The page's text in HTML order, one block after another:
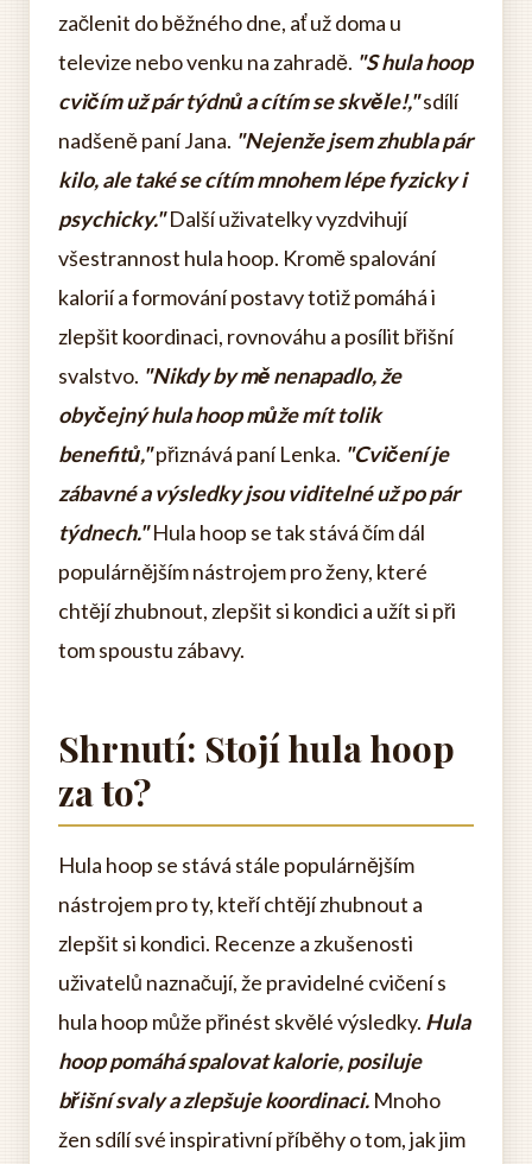
začlenit do běžného dne, ať už doma u
televize nebo venku na zahradě. "S hula hoop
cvičím už pár týdnů a cítím se skvěle!,"sdílí
nadšeně paní Jana. "Nejenže jsem zhubla pár
kilo, ale také se cítím mnohem lépe fyzicky i
psychicky."Další uživatelky vyzdvihují
všestrannost hula hoop. Kromě spalování
kalorií a formování postavy totiž pomáhá i
zlepšit koordinaci, rovnováhu a posílit břišní
svalstvo. "Nikdy by mě nenapadlo, že
obyčejný hula hoop může mít tolik
benefitů,"přiznává paní Lenka. "Cvičení je
zábavné a výsledky jsou viditelné už po pár
týdnech."Hula hoop se tak stává čím dál
populárnějším nástrojem pro ženy, které
chtějí zhubnout, zlepšit si kondici a užít si při
tom spoustu zábavy.
Shrnutí: Stojí hula hoop
za to?
Hula hoop se stává stále populárnějším
nástrojem pro ty, kteří chtějí zhubnout a
zlepšit si kondici. Recenze a zkušenosti
uživatelů naznačují, že pravidelné cvičení s
hula hoop může přinést skvělé výsledky. Hula
hoop pomáhá spalovat kalorie, posiluje
břišní svaly a zlepšuje koordinaci. Mnoho
žen sdílí své inspirativní příběhy o tom, jak jim